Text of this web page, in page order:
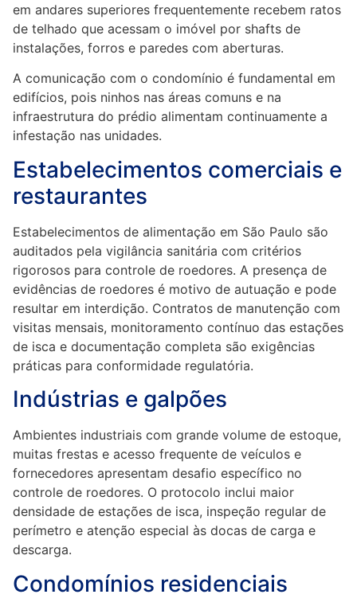
em andares superiores frequentemente recebem ratos
de telhado que acessam o imóvel por shafts de
instalações, forros e paredes com aberturas.
A comunicação com o condomínio é fundamental em
edifícios, pois ninhos nas áreas comuns e na
infraestrutura do prédio alimentam continuamente a
infestação nas unidades.
Estabelecimentos comerciais e
restaurantes
Estabelecimentos de alimentação em São Paulo são
auditados pela vigilância sanitária com critérios
rigorosos para controle de roedores. A presença de
evidências de roedores é motivo de autuação e pode
resultar em interdição. Contratos de manutenção com
visitas mensais, monitoramento contínuo das estações
de isca e documentação completa são exigências
práticas para conformidade regulatória.
Indústrias e galpões
Ambientes industriais com grande volume de estoque,
muitas frestas e acesso frequente de veículos e
fornecedores apresentam desafio específico no
controle de roedores. O protocolo inclui maior
densidade de estações de isca, inspeção regular de
perímetro e atenção especial às docas de carga e
descarga.
Condomínios residenciais